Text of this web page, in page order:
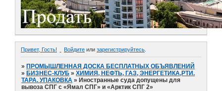
Привет, Гость! Войдите или зарегистрируйтесь
»ПРОМЫШЛЕННАЯ ДОСКА БЕСПЛАТНЫХ ОБЪЯВЛЕНИЙ
»БИЗНЕС-КЛУБ »ХИМИЯ, НЕФТЬ, ГАЗ, ЭНЕРГЕТИКА,РТИ.
ТАРА. УПАКОВКА »Иностранные суда допущены для
вывоза СПГ с «Ямал СПГ» и «Арктик СПГ 2»